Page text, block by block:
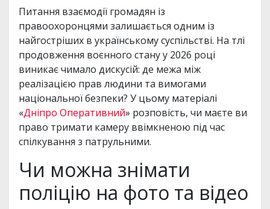
Питання взаємодії громадян із
правоохоронцями залишається одним із
найгостріших в українському суспільстві. На тлі
продовження воєнного стану у 2026 році
виникає чимало дискусій: де межа між
реалізацією прав людини та вимогами
національної безпеки? У цьому матеріалі
«Дніпро Оперативний» розповість, чи маєте ви
право тримати камеру ввімкненою під час
спілкування з патрульними.
Чи можна знімати
поліцію на фото та відео